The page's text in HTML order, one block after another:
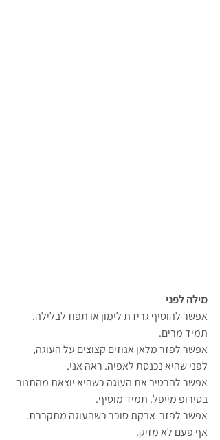
מילה לפני
אפשר להוסיף גרידת לימון או תפוז לבלילה.
תמיד מרים.
אפשר לפזר מלאן אגוזים קצוצים על העוגה,
לפני שהיא נכנסת לאפיה. ראה אני.
אפשר להרטיב את העוגה כשהיא יוצאת מהתנור
בסירופ מייפל. תמיד מוסיף.
אפשר לפזר  אבקת סוכר כשהעוגה מתקררת.
אף פעם לא מזיק.